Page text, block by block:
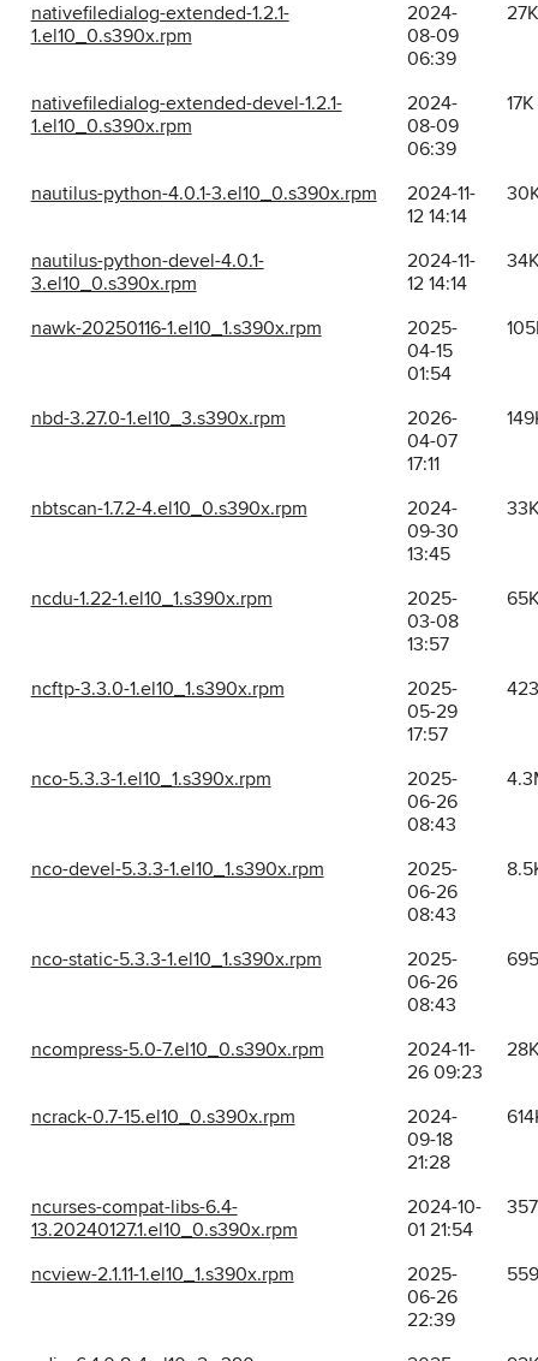
nativefiledialog-extended-1.2.1-
1.el10_0.s390x.rpm
2024-
08-09
06:39
27K
nativefiledialog-extended-devel-1.2.1-
1.el10_0.s390x.rpm
2024-
08-09
06:39
17K
nautilus-python-4.0.1-3.el10_0.s390x.rpm
2024-11-
12 14:14
nautilus-python-devel-4.0.1-
3.el10_0.s390x.rpm
2024-11-
12 14:14
nawk-20250116-1.el10_1.s390x.rpm
2025-
04-15
01:54
nbd-3.27.0-1.el10_3.s390x.rpm
2026-
04-07
17:11
nbtscan-1.7.2-4.el10_0.s390x.rpm
2024-
09-30
13:45
ncdu-1.22-1.el10_1.s390x.rpm
2025-
03-08
13:57
ncftp-3.3.0-1.el10_1.s390x.rpm
2025-
05-29
17:57
nco-5.3.3-1.el10_1.s390x.rpm
2025-
06-26
08:43
nco-devel-5.3.3-1.el10_1.s390x.rpm
2025-
06-26
08:43
nco-static-5.3.3-1.el10_1.s390x.rpm
2025-
06-26
08:43
ncompress-5.0-7.el10_0.s390x.rpm
2024-11-
26 09:23
ncrack-0.7-15.el10_0.s390x.rpm
2024-
09-18
21:28
ncurses-compat-libs-6.4-
13.20240127.1.el10_0.s390x.rpm
2024-10-
01 21:54
ncview-2.1.11-1.el10_1.s390x.rpm
2025-
06-26
22:39